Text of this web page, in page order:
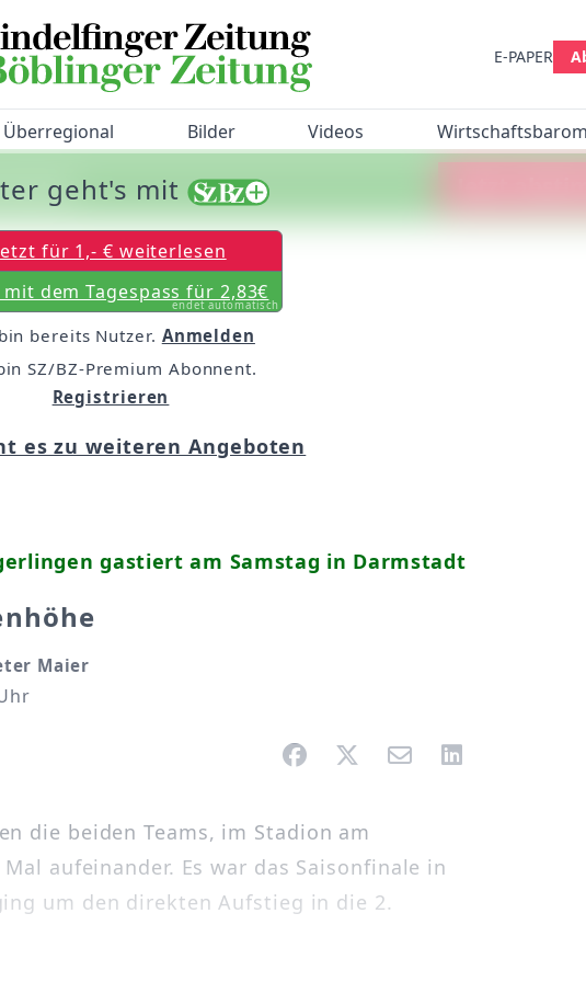
E-PAPER
Überregional Bilder Videos
gastiert am Samstag in Darmstadt
Maier
die beiden Teams, im Stadion am
aufeinander. Es war das Saisonfinale in
um den direkten Aufstieg in die 2.
geht's mit
für 1,- € weiterlesen
dem Tagespass für 2,83€
endet automatisch
bereits Nutzer. Anmelden
SZ/BZ-Premium Abonnent.
Registrieren
es zu weiteren Angeboten